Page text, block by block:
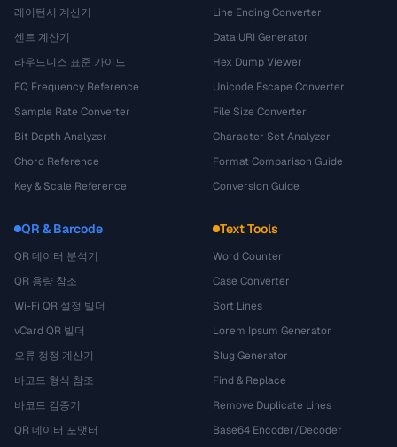
레이턴시 계산기
센트 계산기
라우드니스 표준 가이드
EQ Frequency Reference
Sample Rate Converter
Bit Depth Analyzer
Chord Reference
Key & Scale Reference
Line Ending Converter
Data URI Generator
Hex Dump Viewer
Unicode Escape Converter
File Size Converter
Character Set Analyzer
Format Comparison Guide
Conversion Guide
QR & Barcode
QR 데이터 분석기
QR 용량 참조
Wi-Fi QR 설정 빌더
vCard QR 빌더
오류 정정 계산기
바코드 형식 참조
바코드 검증기
QR 데이터 포맷터
Text Tools
Word Counter
Case Converter
Sort Lines
Lorem Ipsum Generator
Slug Generator
Find & Replace
Remove Duplicate Lines
Base64 Encoder/Decoder